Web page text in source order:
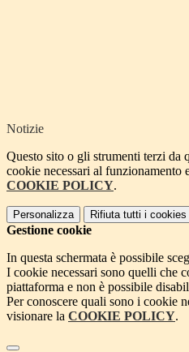
Notizie
Questo sito o gli strumenti terzi da
cookie necessari al
COOKIE POLICY.
Personalizza Rifiuta tutti i cookies
Gestione cookie
In questa schermata è possibile
I cookie necessari sono quelli che
piattaforma e non è possibile
Per conoscere quali sono i cookie
visionare la COOKIE POLICY.